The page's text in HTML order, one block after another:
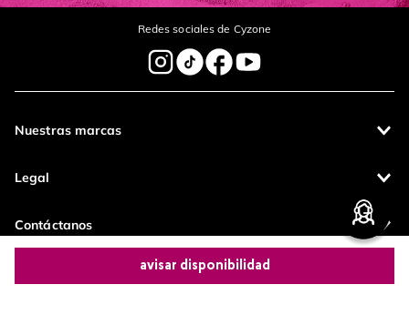
avisar disponibilidad
Redes sociales de Cyzone
Nuestras marcas
Legal
Contáctanos
Pagos 100%
Entregas a todo